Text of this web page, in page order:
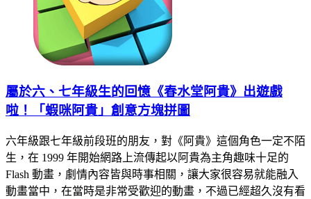
屬於六、七年級生的回憶《春水堂阿貴》出遊戲
啦！「蝦咪阿貴」創意方塊拼圖
六年級跟七年級前段班的朋友，對《阿貴》這個角色一定不陌
生，在 1999 年開始網路上流傳起以阿貴為主角趣味十足的
Flash 動畫，劇情內容皆與時事相關，讓大家很容易就能融入
動畫當中，在當時是非常受歡迎的動畫，不過已經超久沒有看